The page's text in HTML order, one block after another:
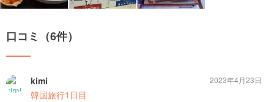
口コミ（6件）
kimi
韓国旅行1日目
2023年4月23日